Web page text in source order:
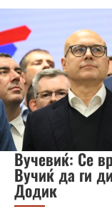
Вучевиќ: Се
Вучиќ да ги
Додик